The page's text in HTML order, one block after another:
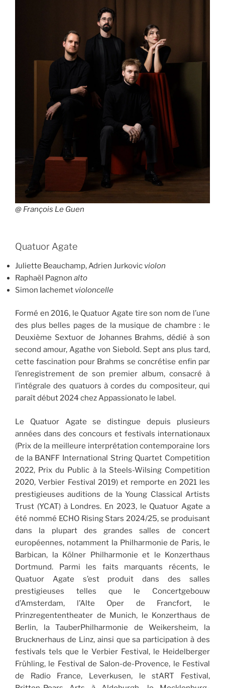
@ François Le Guen
Quatuor Agate
Juliette Beauchamp, Adrien Jurkovic violon
Raphaël Pagnon alto
Simon Iachemet violoncelle
Formé en 2016, le Quatuor Agate tire son nom de l’une
des plus belles pages de la musique de chambre : le
Deuxième Sextuor de Johannes Brahms, dédié à son
second amour, Agathe von Siebold. Sept ans plus tard,
cette fascination pour Brahms se concrétise enfin par
l’enregistrement de son premier album, consacré à
l’intégrale des quatuors à cordes du compositeur, qui
paraît début 2024 chez Appassionato le label.
Le Quatuor Agate se distingue depuis plusieurs
années dans des concours et festivals internationaux
(Prix de la meilleure interprétation contemporaine lors
de la BANFF International String Quartet Competition
2022, Prix du Public à la Steels-Wilsing Competition
2020, Verbier Festival 2019) et remporte en 2021 les
prestigieuses auditions de la Young Classical Artists
Trust (YCAT) à Londres. En 2023, le Quatuor Agate a
été nommé ECHO Rising Stars 2024/25, se produisant
dans la plupart des grandes salles de concert
européennes, notamment la Philharmonie de Paris, le
Barbican, la Kölner Philharmonie et le Konzerthaus
Dortmund. Parmi les faits marquants récents, le
Quatuor Agate s’est produit dans des salles
prestigieuses telles que le Concertgebouw
d’Amsterdam, l’Alte Oper de Francfort, le
Prinzregententheater de Munich, le Konzerthaus de
Berlin, la TauberPhilharmonie de Weikersheim, la
Brucknerhaus de Linz, ainsi que sa participation à des
festivals tels que le Verbier Festival, le Heidelberger
Frühling, le Festival de Salon-de-Provence, le Festival
de Radio France, Leverkusen, le stART Festival,